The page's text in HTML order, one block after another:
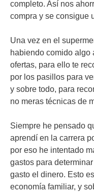
completo. Así nos
compra y se consigue
Una vez en el
habiendo comido algo
ofertas, para ello te
por los pasillos para
y sobre todo, para
no meras técnicas de
Siempre he pensado
aprendí en la carrera
por eso he intentado
gastos para
gasto el dinero. Esto
economía familiar, y